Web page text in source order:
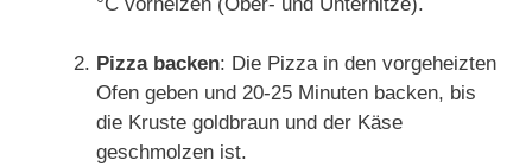
Pizza backen: Die Pizza in den vorgeheizten
Ofen geben und 20-25 Minuten backen, bis
die Kruste goldbraun und der Käse
geschmolzen ist.